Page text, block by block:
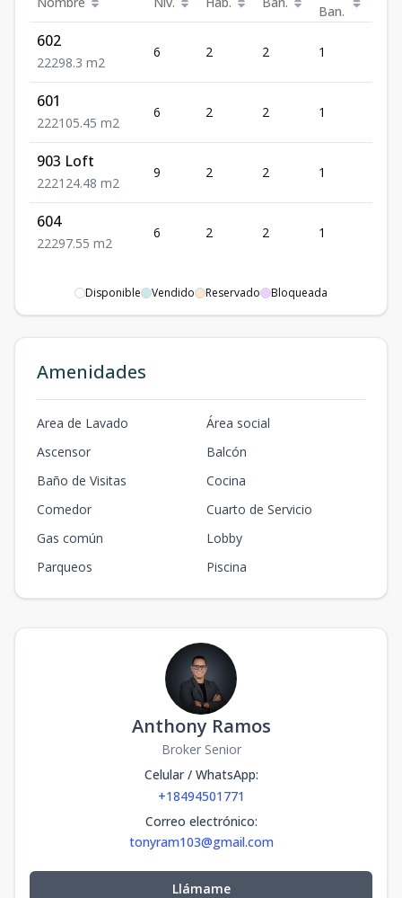
Ban.
602
22298.3 m2
6 2 2 1
601
222105.45 m2
6 2 2 1
903 Loft
222124.48 m2
9 2 2 1
604
22297.55 m2
6 2 2 1
Disponible Vendido Reservado Bloqueada
Amenidades
Area de Lavado
Área social
Ascensor
Balcón
Baño de Visitas
Cocina
Comedor
Cuarto de Servicio
Gas común
Lobby
Parqueos
Piscina
Anthony Ramos
Broker Senior
Celular / WhatsApp:
+18494501771
Correo electrónico:
tonyram103@gmail.com
Llámame